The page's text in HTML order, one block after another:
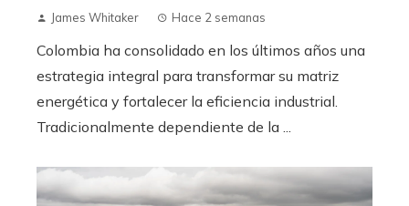
James Whitaker Hace 2 semanas
Colombia ha consolidado en los últimos años una
estrategia integral para transformar su matriz
energética y fortalecer la eficiencia industrial.
Tradicionalmente dependiente de la ...